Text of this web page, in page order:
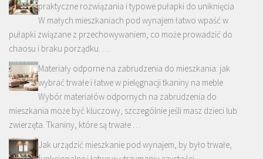
praktyczne rozwiązania i typowe pułapki do uniknięcia
W małych mieszkaniach pod wynajem łatwo wpaść w
pułapki związane z przechowywaniem, co może prowadzić do
chaosu i braku porządku. …
Materiały odporne na zabrudzenia do mieszkania: jak
wybrać trwałe i łatwe w pielęgnacji tkaniny na meble
Wybór materiałów odpornych na zabrudzenia do
mieszkania może być kluczowy, szczególnie jeśli masz dzieci lub
zwierzęta. Tkaniny, które są trwałe …
Jak urządzić mieszkanie pod wynajem, by było trwałe,